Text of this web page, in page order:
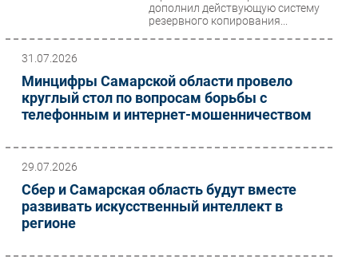
Мероприятия
Проекты
IT класс
Каталог компаний
дополнил действующую систему
резервного копирования...
31.07.2026
Минцифры Самарской области провело
круглый стол по вопросам борьбы с
телефонным и интернет-мошенничеством
29.07.2026
Сбер и Самарская область будут вместе
развивать искусственный интеллект в
регионе